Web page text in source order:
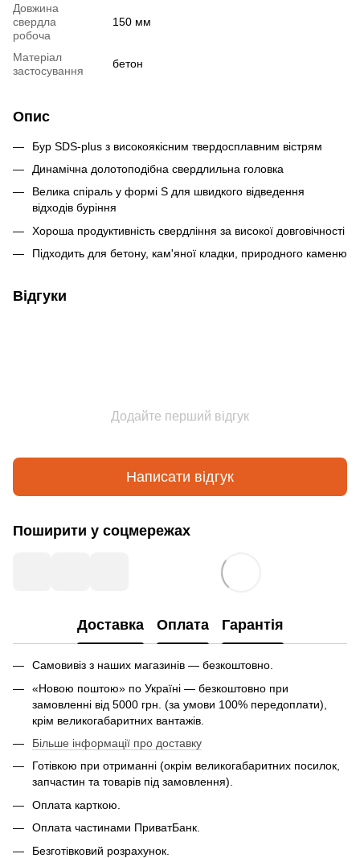
Довжина
свердла
робоча
150 мм
Матеріал
застосування
бетон
Опис
Бур SDS-plus з високоякісним твердосплавним вістрям
Динамічна долотоподібна свердлильна головка
Велика спіраль у формі S для швидкого відведення
відходів буріння
Хороша продуктивність свердління за високої довговічності
Підходить для бетону, кам'яної кладки, природного каменю
Відгуки
Додайте перший відгук
Написати відгук
Поширити у соцмережах
Доставка Оплата Гарантія
Самовивіз з наших магазинів — безкоштовно.
«Новою поштою» по Україні — безкоштовно при
замовленні від 5000 грн. (за умови 100% передоплати),
крім великогабаритних вантажів.
Більше інформації про доставку
Готівкою при отриманні (окрім великогабаритних посилок,
запчастин та товарів під замовлення).
Оплата карткою.
Оплата частинами ПриватБанк.
Безготівковий розрахунок.